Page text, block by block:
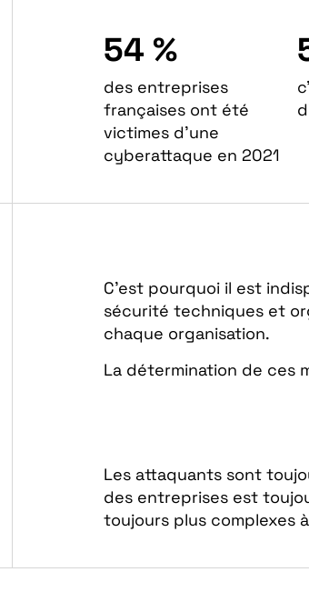
54 %
des entreprises
françaises ont été
victimes d’une
cyberattaque en 2021
C’est pourquoi il est
sécurité techniques et
chaque organisation.
La détermination de ces
Les attaquants sont
des entreprises est
toujours plus complexes